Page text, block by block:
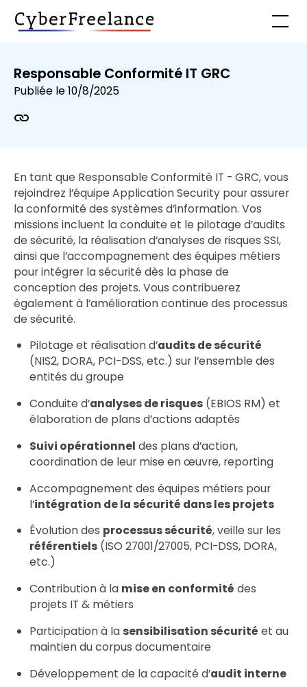
Responsable Conformité IT GRC
Publiée le10/8/2025
En tant que Responsable Conformité IT - GRC, vous
rejoindrez l’équipe Application Security pour assurer
la conformité des systèmes d’information. Vos
missions incluent la conduite et le pilotage d’audits
de sécurité, la réalisation d’analyses de risques SSI,
ainsi que l’accompagnement des équipes métiers
pour intégrer la sécurité dès la phase de
conception des projets. Vous contribuerez
également à l’amélioration continue des processus
de sécurité.
Pilotage et réalisation d’audits de sécurité
(NIS2, DORA, PCI-DSS, etc.) sur l’ensemble des
entités du groupe
Conduite d’analyses de risques (EBIOS RM) et
élaboration de plans d’actions adaptés
Suivi opérationnel des plans d’action,
coordination de leur mise en œuvre, reporting
Accompagnement des équipes métiers pour
l’intégration de la sécurité dans les projets
Évolution des processus sécurité, veille sur les
référentiels (ISO 27001/27005, PCI-DSS, DORA,
etc.)
Contribution à la mise en conformité des
projets IT & métiers
Participation à la sensibilisation sécurité et au
maintien du corpus documentaire
Développement de la capacité d’audit interne